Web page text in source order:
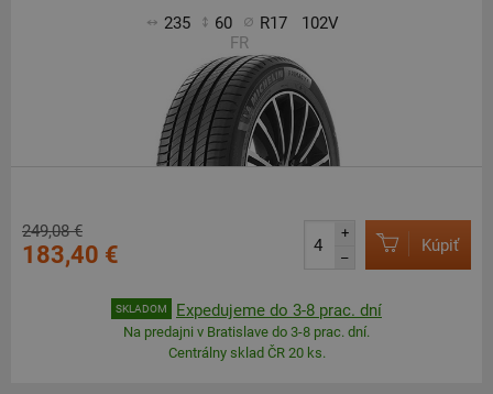
235 60 R17
102V
FR
249,08 €
183,40 €
+
–
Kúpiť
SKLADOM Expedujeme do 3-8 prac. dní
Na predajni v Bratislave do 3-8 prac. dní.
Centrálny sklad ČR 20 ks.